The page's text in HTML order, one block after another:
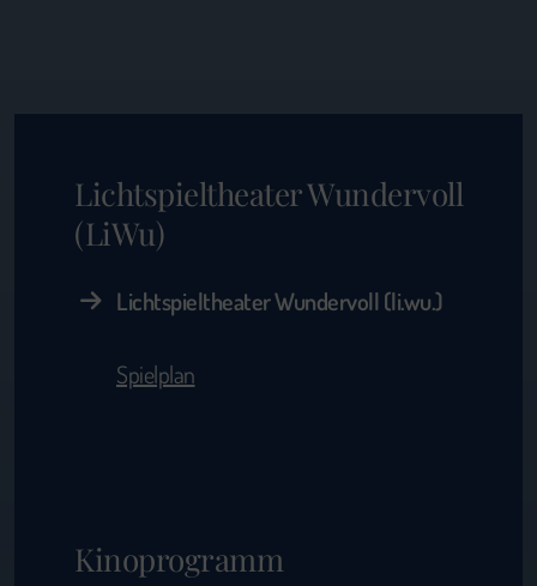
Lichtspieltheater Wundervoll
(LiWu)
Lichtspieltheater Wundervoll (li.wu.)
Spielplan
Kinoprogramm